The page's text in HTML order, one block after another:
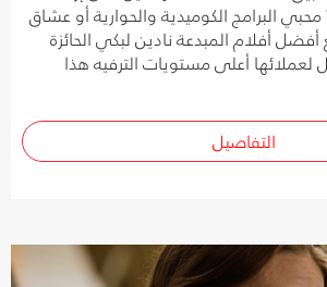
البرامج الكوميدية والحوارية أو عشاق
أفلام المبدعة نادين لبكي الحائزة
لعملائها أعلى مستويات الترفيه هذا
التفاصيل